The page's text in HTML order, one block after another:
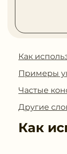
Как
Примеры
Частые
Другие
Как